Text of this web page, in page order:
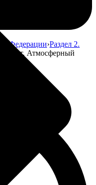
Федерации Раздел 2.
Климат. Атмосферный